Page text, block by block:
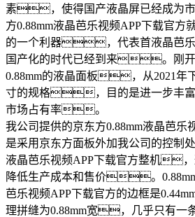
素，使得国产液晶屏已经成为
方0.88mm液晶芭乐视频APP下载官方
的一个利器，代表首液晶芭乐
国产化的时代已经到来。刚开
0.88mm的液晶面板，从2021年
寸的规格，目的是进一步丰
市场占有率。
我公司提供的京东方0.88mm液晶芭乐
是采用京东方面板外加我公司的控制
液晶芭乐视频APP下载官方整机
降低生产成本和售价。
芭乐视频APP下载官方的边框是
理拼缝为0.88mm宽，几乎只有